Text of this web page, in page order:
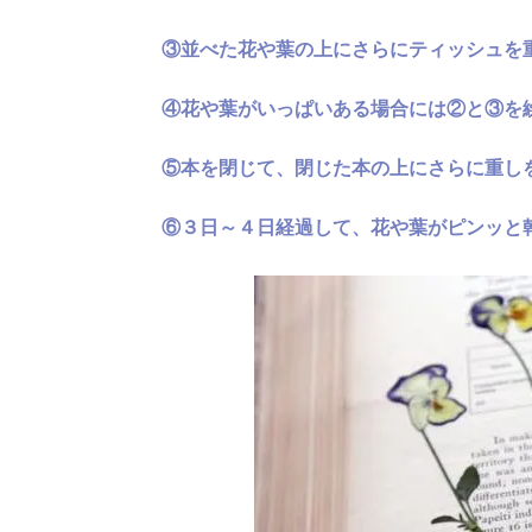
③並べた花や葉の上にさらにティッシュを
④花や葉がいっぱいある場合には②と③を
⑤本を閉じて、閉じた本の上にさらに重し
⑥３日～４日経過して、花や葉がピンッと